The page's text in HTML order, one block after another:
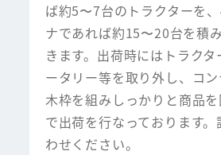
ば約5〜7台のトラクターを
ナであれば約15〜20台を積
きます。出荷時にはトラク
ータリー等を取り外し、コ
木枠を組みしっかりと商品
で出荷を行なっております
わせください。